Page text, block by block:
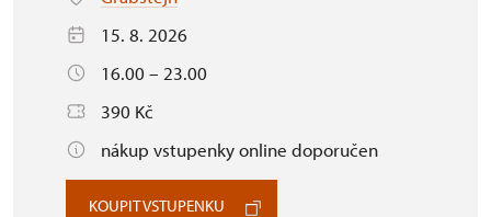
15. 8. 2026
16.00 – 23.00
390 Kč
nákup vstupenky online doporučen
KOUPIT VSTUPENKU